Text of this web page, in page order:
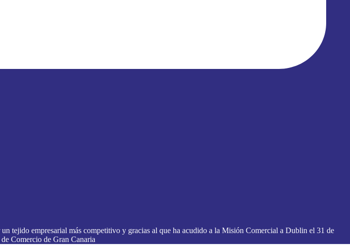
tejido empresarial más competitivo y gracias al que ha acudido a la Misión Comercial a Dublin el 31 de
Comercio de Gran Canaria